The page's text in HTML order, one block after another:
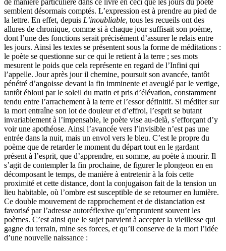
semblent désormais comptés. L’expression est à prendre au pied de
la lettre. En effet, depuis L’inoubliable, tous les recueils ont des
allures de chronique, comme si à chaque jour suffisait son poème,
dont l’une des fonctions serait précisément d’assurer le relais entre
les jours. Ainsi les textes se présentent sous la forme de méditations :
le poète se questionne sur ce qui le retient à la terre ; ses mots
mesurent le poids que cela représente en regard de l’Infini qui
l’appelle. Jour après jour il chemine, poursuit son avancée, tantôt
pénétré d’angoisse devant la fin imminente et aveuglé par le vertige,
tantôt ébloui par le soleil du matin et pris d’élévation, constamment
tendu entre l’arrachement à la terre et l’essor définitif. Si méditer sur
la mort entraîne son lot de douleur et d’effroi, l’esprit se butant
invariablement à l’impensable, le poète vise au-delà, s’efforçant d’y
voir une apothéose. Ainsi l’avancée vers l’invisible n’est pas une
entrée dans la nuit, mais un envol vers le bleu. C’est le propre du
poème que de retarder le moment du départ tout en le gardant
présent à l’esprit, que d’apprendre, en somme, au poète à mourir. Il
s’agit de contempler la fin prochaine, de figurer le plongeon en en
décomposant le temps, de manière à entretenir à la fois cette
proximité et cette distance, dont la conjugaison fait de la tension un
lieu habitable, où l’ombre est susceptible de se retourner en lumière.
Ce double mouvement de rapprochement et de distanciation est
favorisé par l’adresse autoréflexive qu’empruntent souvent les
poèmes. C’est ainsi que le sujet parvient à accepter la vieillesse qui
gagne du terrain, mine ses forces, et qu’il conserve de la mort l’idée
d’une nouvelle naissance :